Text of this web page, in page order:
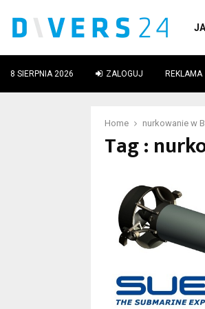
8 SIERPNIA 2026 ZALOGUJ REKLAMA
Home nurkowanie w
Tag :